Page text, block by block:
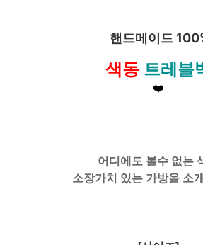
핸드메이드
색동 트레블
❤️
어디에도 볼수 없는
소장가치 있는 가방을 소